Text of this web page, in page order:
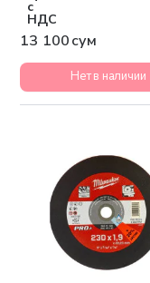
с
НДС
13 100 сум
Нет в наличии